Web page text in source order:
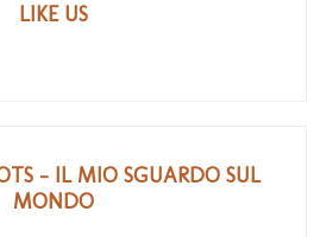
LIKE US
- IL MIO SGUARDO SUL
MONDO